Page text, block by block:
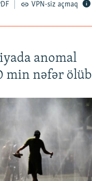
VPN-siz açmaq
anomal
min nəfər ölüb